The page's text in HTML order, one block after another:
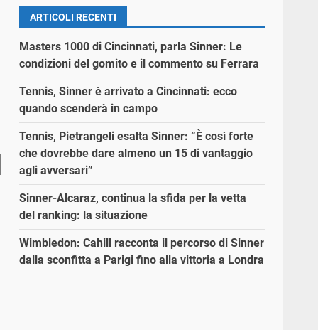
ARTICOLI RECENTI
Masters 1000 di Cincinnati, parla Sinner: Le
condizioni del gomito e il commento su Ferrara
Tennis, Sinner è arrivato a Cincinnati: ecco
quando scenderà in campo
Tennis, Pietrangeli esalta Sinner: “È così forte
che dovrebbe dare almeno un 15 di vantaggio
agli avversari”
Sinner-Alcaraz, continua la sfida per la vetta
del ranking: la situazione
Wimbledon: Cahill racconta il percorso di Sinner
dalla sconfitta a Parigi fino alla vittoria a Londra